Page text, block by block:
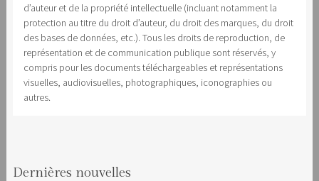
d’auteur et de la propriété intellectuelle (incluant notamment la
protection au titre du droit d’auteur, du droit des marques, du droit
des bases de données, etc.). Tous les droits de reproduction, de
représentation et de communication publique sont réservés, y
compris pour les documents téléchargeables et représentations
visuelles, audiovisuelles, photographiques, iconographies ou
autres.
Dernières nouvelles